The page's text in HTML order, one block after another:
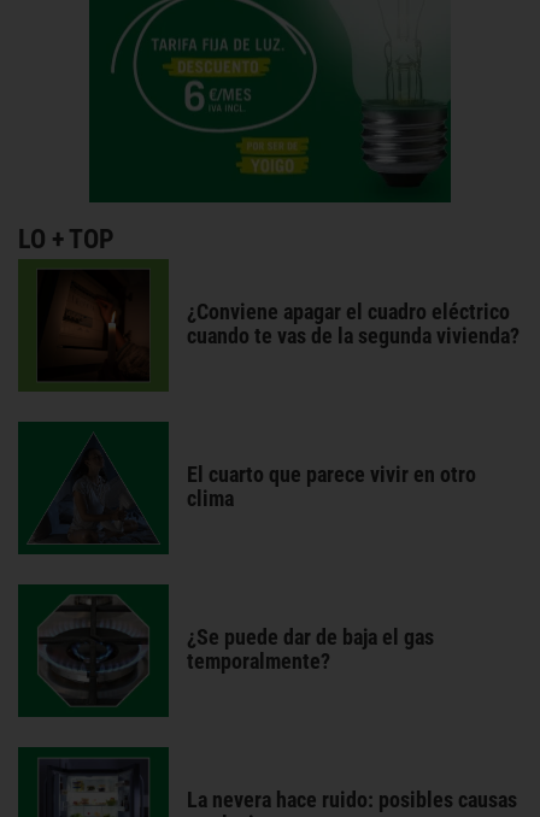
LO + TOP
¿Conviene apagar el cuadro eléctrico
cuando te vas de la segunda vivienda?
El cuarto que parece vivir en otro
clima
¿Se puede dar de baja el gas
temporalmente?
La nevera hace ruido: posibles causas